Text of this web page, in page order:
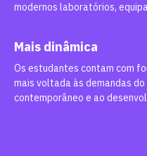
modernos laboratórios,
Mais dinâmica
Os estudantes contam com
mais voltada às demandas
contemporâneo e ao